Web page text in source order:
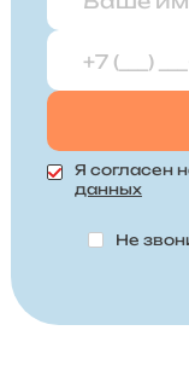
Я согласен
данных
Не